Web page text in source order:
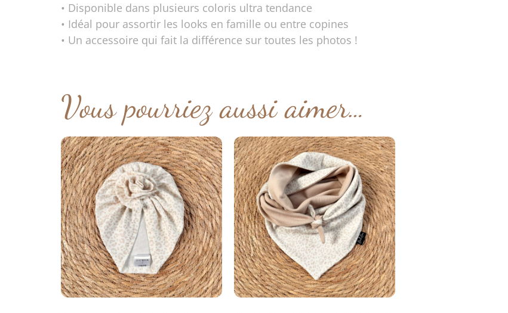
• Disponible dans plusieurs coloris ultra tendance
• Idéal pour assortir les looks en famille ou entre copines
• Un accessoire qui fait la différence sur toutes les photos !
Vous pourriez aussi aimer…